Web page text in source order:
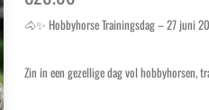
🐴✨ Hobbyhorse Trainingsdag – 27 juni
Zin in een gezellige dag vol hobbyhorsen,